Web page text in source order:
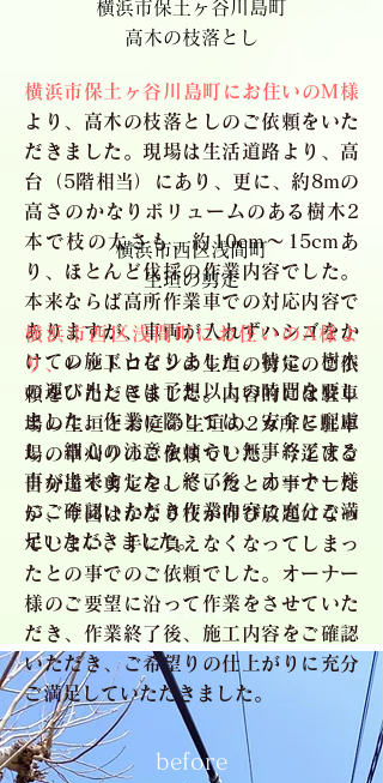
横浜市保土ヶ谷川島町
高木の枝落とし
横浜市保土ヶ谷川島町にお住いのM様
より、高木の枝落としのご依頼をいた
だきました。現場は生活道路より、高
台（5階相当）にあり、更に、約8mの
高さのかなりボリュームのある樹木2
本で枝の太さも、約10cm〜15cmあ
り、ほとんど伐採の作業内容でした。
本来ならば高所作業車での対応内容で
ありますが、車両が入れずハシゴをか
けての施工となりました。特に、樹木
の運び出しには予想以上の時間を要し
ました。作業に際しては、安全に配慮
し、細心の注意をはらい無事終了する
事が出来ました。終了後、オーナー様
にご確認いただき作業内容に充分ご満
足いただきました。
before
横浜市西区浅間町
生垣の剪定
横浜市西区浅間町にお住いのA様よ
り、 レッドロビンの生垣の剪定のご依
頼をいただきました。内容的には駐車
場の生垣とお庭の生垣の2カ所と駐車
場の草刈りのご依頼でした。今迄はご
自分達で剪定をしていたとの事でした
が、今回はかなり枝が伸び放題になっ
てしまい、手に負えなくなってしまっ
たとの事でのご依頼でした。オーナー
様のご要望に沿って作業をさせていた
だき、作業終了後、施工内容をご確認
いただき、ご希望りの仕上がりに充分
ご満足していただきました。
before